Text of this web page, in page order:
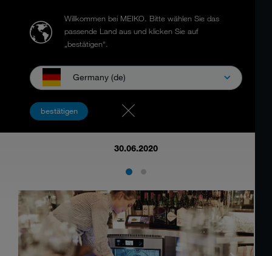
Willkommen bei MEIKO. Bitte wählen Sie das
passende Land aus und klicken Sie auf
„bestätigen“.
Germany (de)
bestätigen
【迈科课堂】可对号入座的洗碗机选购指南
来了！
30.06.2020